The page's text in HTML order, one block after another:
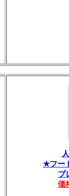
★フー
ブ
価